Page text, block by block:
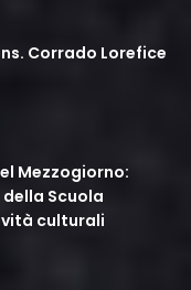
Corrado Lorefice
Mezzogiorno:
Scuola
culturali